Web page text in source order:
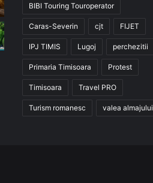
BIBI Touring Touroperator
Caras-Severin cjt FIJET
IPJ TIMIS Lugoj perchezitii
Primaria Timisoara Protest
Timisoara Travel PRO
Turism romanesc valea almajului